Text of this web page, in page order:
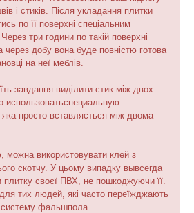
і стиків. Після укладання плитки
по її поверхні спеціальним
три години по такій поверхні
добу вона буде повністю готова
на неї меблів.
завдання виділити стик між двох
использоватьспециальную
яка просто вставляється між двома
можна використовувати клей з
скотчу. У цьому випадку вывсегда
своєї ПВХ, не пошкоджуючи її.
тих людей, які часто переїжджають
фальшпола.